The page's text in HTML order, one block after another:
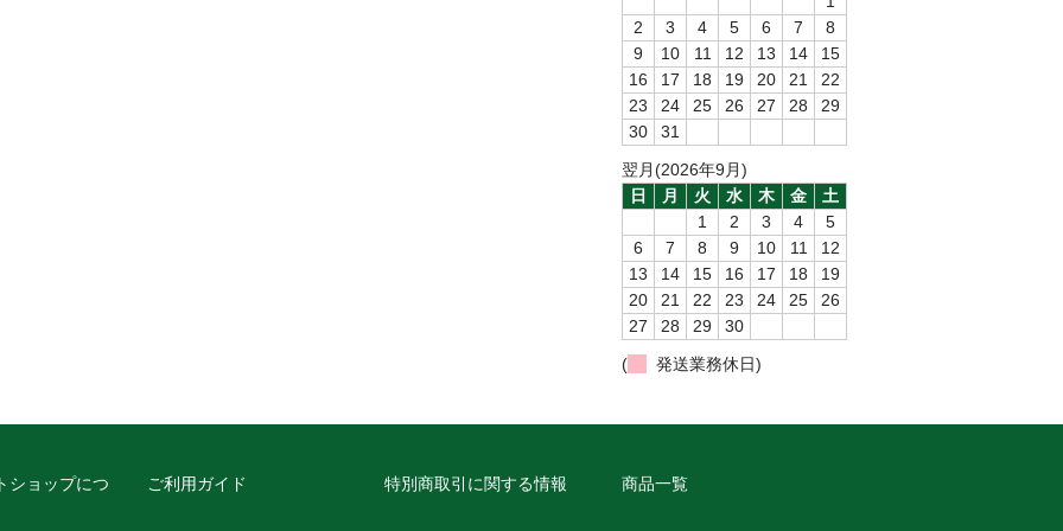
2
3 4 5 6 7
8
9
10 11 12 13 14
15
16
17 18 19 20 21
22
23
24 25 26 27 28
29
30
31
翌月(2026年9月)
日
月 火 水 木 金
土
1
2 3 4
5
6
7 8 9 10 11
12
13
14 15 16 17 18
19
20
21 22 23 24 25
26
27
28 29
30
(
発送業務休日)
ショップにつ
ご利用ガイド 特別商取引に関する情報 商品一覧